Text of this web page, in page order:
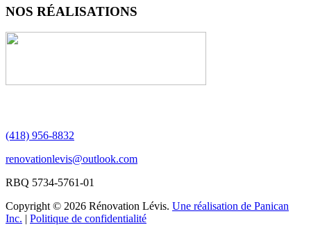
NOS RÉALISATIONS
(418) 956-8832
renovationlevis@outlook.com
RBQ 5734-5761-01
Copyright © 2026 Rénovation Lévis. Une réalisation de Panican
Inc. | Politique de confidentialité